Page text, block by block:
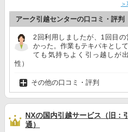
アーク引越センターの口コミ・評判
2回利用しましたが、1回目の
かった。作業もテキパキとし
ても気持ちよく引っ越しが
性）
その他の口コミ・評判
NXの国内引越サービス（旧：
通）